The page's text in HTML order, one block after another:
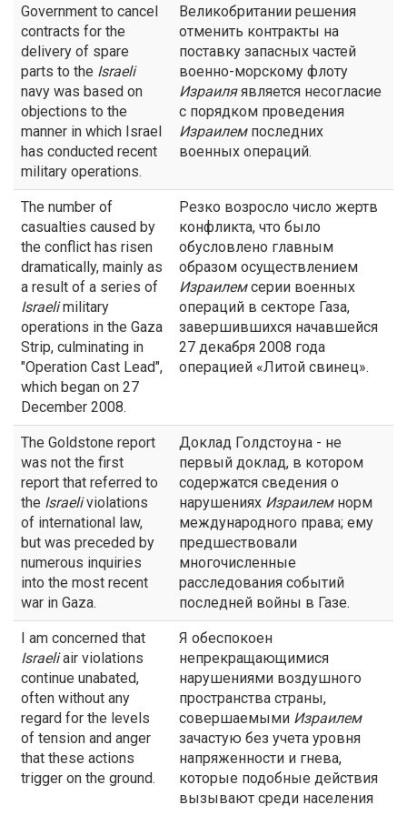
Government to cancel
contracts for the
delivery of spare
parts to the Israeli
navy was based on
objections to the
manner in which Israel
has conducted recent
military operations.
Великобритании решения
отменить контракты на
поставку запасных частей
военно-морскому флоту
Израиляявляется несогласие
с порядком проведения
Израилемпоследних
военных операций.
The number of
casualties caused by
the conflict has risen
dramatically, mainly as
a result of a series of
Israelimilitary
operations in the Gaza
Strip, culminating in
"Operation Cast Lead",
which began on 27
December 2008.
Резко возросло число жертв
конфликта, что было
обусловлено главным
образом осуществлением
Израилемсерии военных
операций в секторе Газа,
завершившихся начавшейся
27 декабря 2008 года
операцией «Литой свинец».
The Goldstone report
was not the first
report that referred to
the Israeliviolations
of international law,
but was preceded by
numerous inquiries
into the most recent
war in Gaza.
Доклад Голдстоуна - не
первый доклад, в котором
содержатся сведения о
нарушениях Израилемнорм
международного права; ему
предшествовали
многочисленные
расследования событий
последней войны в Газе.
I am concerned that
Israeliair violations
continue unabated,
often without any
regard for the levels
of tension and anger
that these actions
trigger on the ground.
Я обеспокоен
непрекращающимися
нарушениями воздушного
пространства страны,
совершаемыми Израилем
зачастую без учета уровня
напряженности и гнева,
которые подобные действия
вызывают среди населения